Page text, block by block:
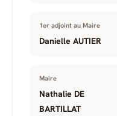
1er adjoint au Maire
Danielle AUTIER
Maire
Nathalie DE
BARTILLAT